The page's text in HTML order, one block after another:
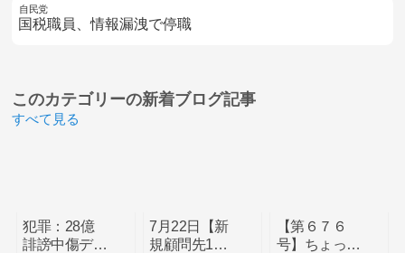
自民党
国税職員、情報漏洩で停職
このカテゴリーの新着ブログ記事
すべて見る
犯罪：28億
誹謗中傷デマ
7月22日【新
規顧問先1社
【第６７６
号】ちょっと